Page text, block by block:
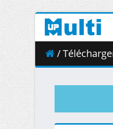
/ Télécharger